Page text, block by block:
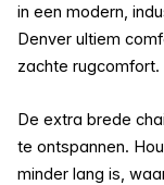
in een modern,
Denver ultiem
zachte rugcomfort.
De extra brede
te ontspannen.
minder lang is,